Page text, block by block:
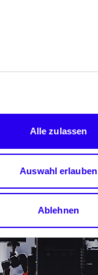
Alle zulassen
Auswahl erlauben
Ablehnen